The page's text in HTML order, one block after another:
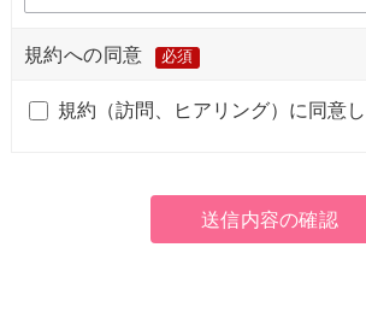
規約への同意 必須
規約（訪問、ヒアリング）に同意し